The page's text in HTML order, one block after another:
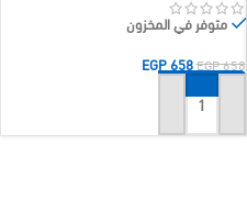
متوفر في المخزون
EGP658
EGP658
إضافة إلى السلة